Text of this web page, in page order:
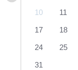
10 11
17 18
24 25
31